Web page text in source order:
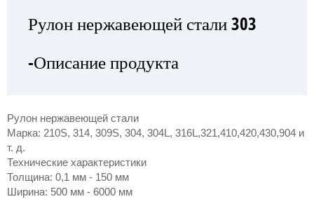
Рулон нержавеющей стали 303
-Описание продукта
Рулон нержавеющей стали
Марка: 210S, 314, 309S, 304, 304L, 316L,321,410,420,430,904 и
т. д.
Технические характеристики
Толщина: 0,1 мм - 150 мм
Ширина: 500 мм - 6000 мм
Рулон нержавеющей стали 303
—Выставка продукта
Рулон нержавеющей стали 303
— Заводская мастерская
Рулон нержавеющей стали 303
-Упаковка продукта